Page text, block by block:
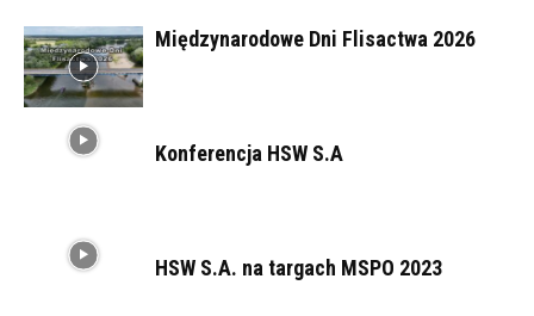
Międzynarodowe Dni Flisactwa 2026
Konferencja HSW S.A
HSW S.A. na targach MSPO 2023